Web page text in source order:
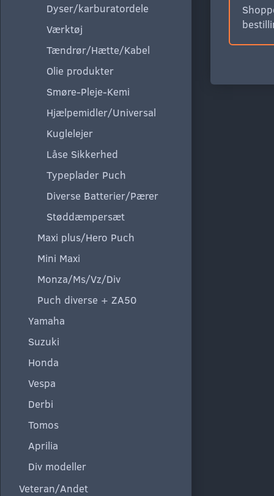
Dyser/karburatordele
Værktøj
Tændrør/Hætte/Kabel
Olie produkter
Smøre-Pleje-Kemi
Hjælpemidler/Universal
Kuglelejer
Låse Sikkerhed
Typeplader Puch
Diverse Batterier/Pærer
Støddæmpersæt
Maxi plus/Hero Puch
Mini Maxi
Monza/Ms/Vz/Div
Puch diverse + ZA50
Yamaha
Suzuki
Honda
Vespa
Derbi
Tomos
Aprilia
Div modeller
Veteran/Andet